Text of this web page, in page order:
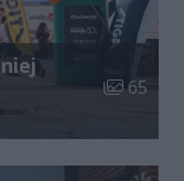
Liczba
65